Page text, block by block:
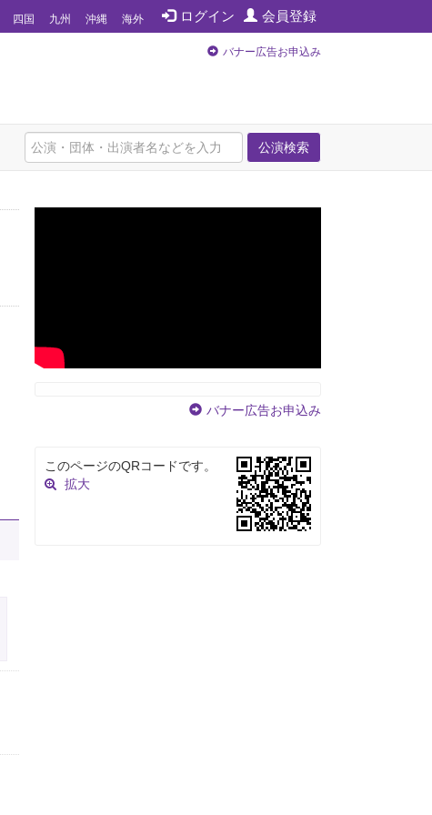
ログイン 会員登録
四国 九州 沖縄 海外
バナー広告お申込み
公演検索
バナー広告お申込み
このページのQRコードです。
拡大